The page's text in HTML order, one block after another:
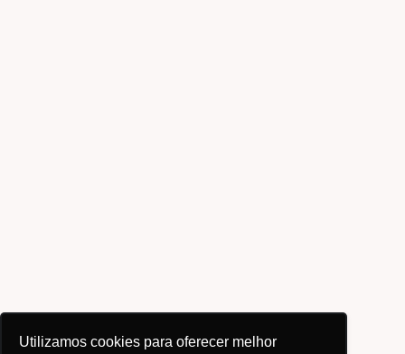
Utilizamos cookies para oferecer melhor